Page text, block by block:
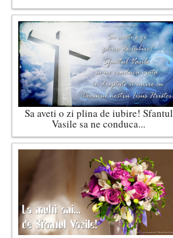
Sa aveti o zi plina de iubire! Sfantul
Vasile sa ne conduca...